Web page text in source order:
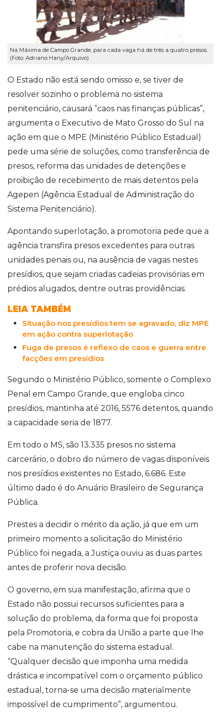
Na Máxima de Campo Grande, para cada vaga há de três a quatro presos.
(Foto: Adriano Hany/Arquivo)
O Estado não está sendo omisso e, se tiver de
resolver sozinho o problema no sistema
penitenciário, causará “caos nas finanças públicas”,
argumenta o Executivo de Mato Grosso do Sul na
ação em que o MPE (Ministério Público Estadual)
pede uma série de soluções, como transferência de
presos, reforma das unidades de detenções e
proibição de recebimento de mais detentos pela
Agepen (Agência Estadual de Administração do
Sistema Penitenciário).
Apontando superlotação, a promotoria pede que a
agência transfira presos excedentes para outras
unidades penais ou, na ausência de vagas nestes
presídios, que sejam criadas cadeias provisórias em
prédios alugados, dentre outras providências.
LEIA TAMBÉM
Situação nos presídios tem se agravado, diz MPE
em ação contra superlotação
Fuga de presos é reflexo de caos e guerra entre
facções em presídios
Segundo o Ministério Público, somente o Complexo
Penal em Campo Grande, que engloba cinco
presídios, mantinha até 2016, 5576 detentos, quando
a capacidade seria de 1877.
Em todo o MS, são 13.335 presos no sistema
carcerário, o dobro do número de vagas disponíveis
nos presídios existentes no Estado, 6.686. Este
último dado é do Anuário Brasileiro de Segurança
Pública.
Prestes a decidir o mérito da ação, já que em um
primeiro momento a solicitação do Ministério
Público foi negada, a Justiça ouviu as duas partes
antes de proferir nova decisão.
O governo, em sua manifestação, afirma que o
Estado não possui recursos suficientes para a
solução do problema, da forma que foi proposta
pela Promotoria, e cobra da União a parte que lhe
cabe na manutenção do sistema estadual.
“Qualquer decisão que imponha uma medida
drástica e incompatível com o orçamento público
estadual, torna-se uma decisão materialmente
impossível de cumprimento”, argumentou.